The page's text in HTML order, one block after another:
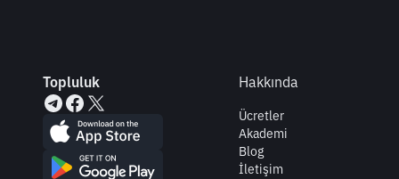
Topluluk Hakkında
Ücretler
Akademi
Blog
İletişim